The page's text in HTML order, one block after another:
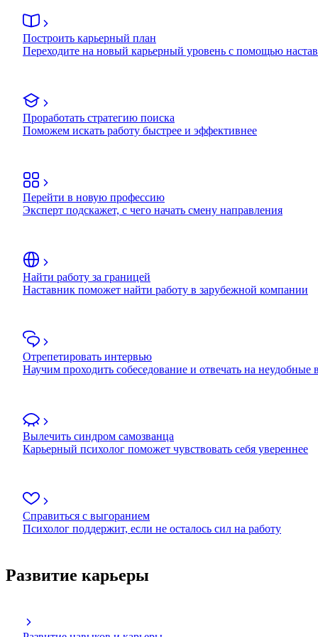
Построить карьерный план
Переходите на новый карьерный уровень с помощью
Проработать стратегию поиска
Поможем искать работу быстрее и эффективнее
Перейти в новую профессию
Эксперт подскажет, с чего начать смену направления
Найти работу за границей
Наставник поможет найти работу в зарубежной компании
Отрепетировать интервью
Научим проходить собеседование и отвечать на неудобные
Вылечить синдром самозванца
Карьерный психолог поможет чувствовать себя увереннее
Справиться с выгоранием
Психолог поддержит, если не осталось сил на работу
Развитие карьеры